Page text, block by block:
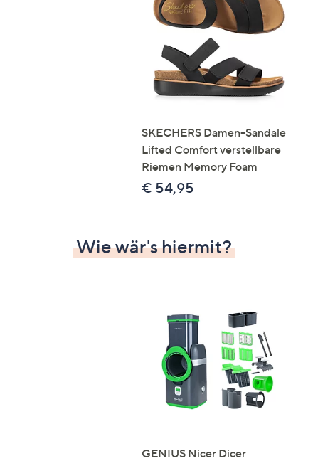
SKECHERS Damen-Sandale
Lifted Comfort verstellbare
Riemen Memory Foam
€ 54,95
Wie wär's hiermit?
GENIUS Nicer Dicer